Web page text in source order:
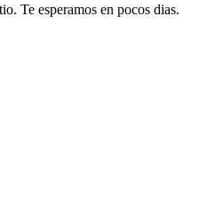
Te esperamos en pocos dias.